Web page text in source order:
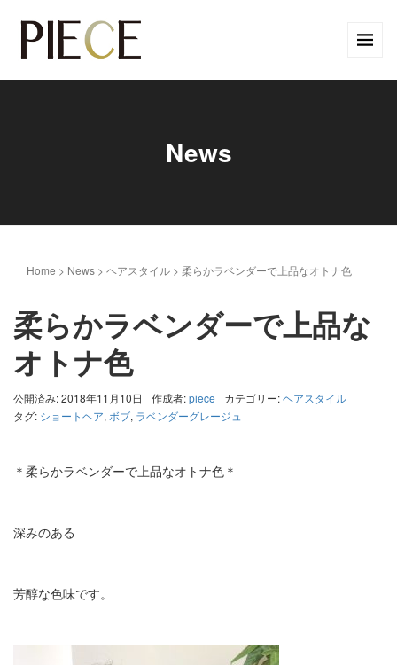
News
Home > News > ヘアスタイル > 柔らかラベンダーで上品なオトナ色
柔らかラベンダーで上品な
オトナ色
公開済み: 2018年11月10日 作成者:piece カテゴリー:ヘアスタイル
タグ: ショートヘア, ボブ, ラベンダーグレージュ
＊柔らかラベンダーで上品なオトナ色＊
深みのある
芳醇な色味です。